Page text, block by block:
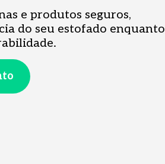
e produtos seguros,
do seu estofado enquanto